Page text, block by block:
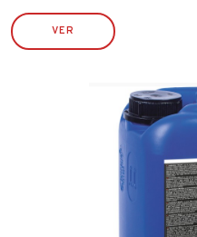
VER